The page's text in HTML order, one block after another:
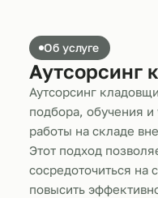
Об услуге
Аутсорсинг
Аутсорсинг
подбора, обучения
работы на складе
Этот подход
сосредоточиться на
повысить